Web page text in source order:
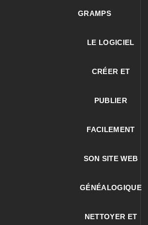
GRAMPS
LE LOGICIEL
CRÉER ET
PUBLIER
FACILEMENT
SON SITE WEB
GÉNÉALOGIQUE
NETTOYER ET